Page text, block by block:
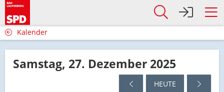
Kalender
Samstag, 27. Dezember 2025
HEUTE